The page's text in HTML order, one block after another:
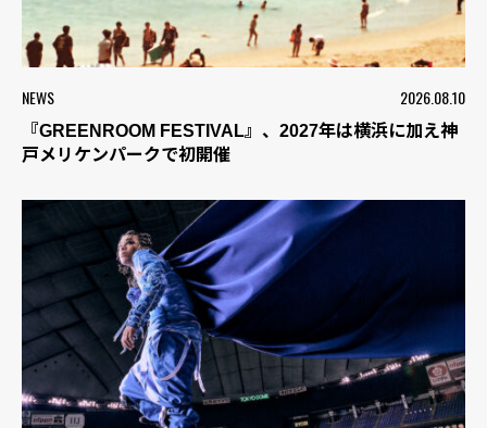
NEWS 2026.08.10
『GREENROOM FESTIVAL』、2027年は横浜に加え神
戸メリケンパークで初開催